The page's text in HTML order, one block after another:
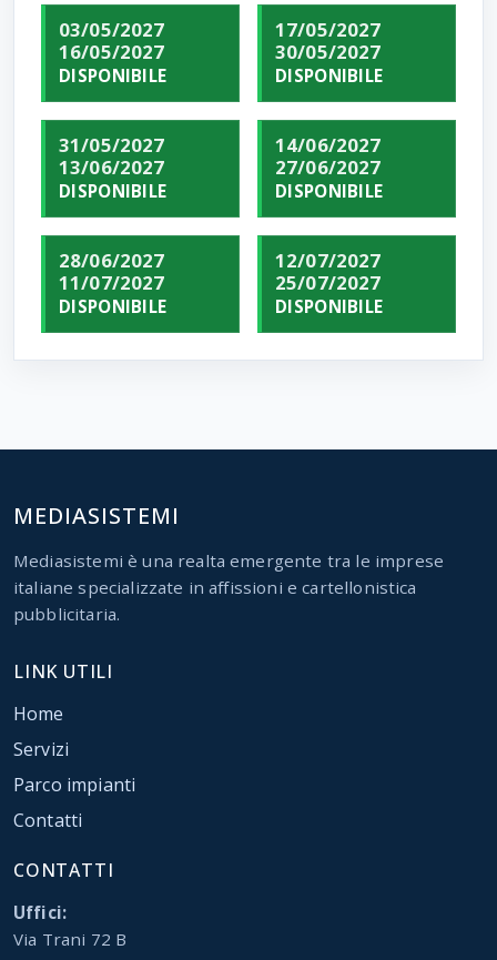
03/05/2027
16/05/2027
DISPONIBILE
17/05/2027
30/05/2027
DISPONIBILE
31/05/2027
13/06/2027
DISPONIBILE
14/06/2027
27/06/2027
DISPONIBILE
28/06/2027
11/07/2027
DISPONIBILE
12/07/2027
25/07/2027
DISPONIBILE
MEDIASISTEMI
Mediasistemi è una realta emergente tra le imprese
italiane specializzate in affissioni e cartellonistica
pubblicitaria.
LINK UTILI
Home
Servizi
Parco impianti
Contatti
CONTATTI
Uffici:
Via Trani 72 B